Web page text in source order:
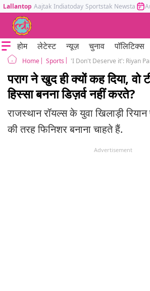
Lallantop Aajtak Indiatoday Sportstak Newstak
होम लेटेस्ट न्यूज़ चुनाव पॉलिटिक्स
Home Sports
पराग ने खुद ही क्यों कह दिया, वो
हिस्सा बनना डिज़र्व नहीं करते?
राजस्थान रॉयल्स के युवा खिलाड़ी
की तरह फिनिशर बनाना चाहते हैं.
Advertisement